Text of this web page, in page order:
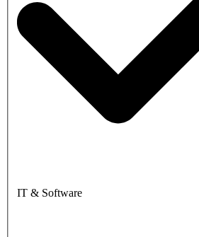
IT & Software